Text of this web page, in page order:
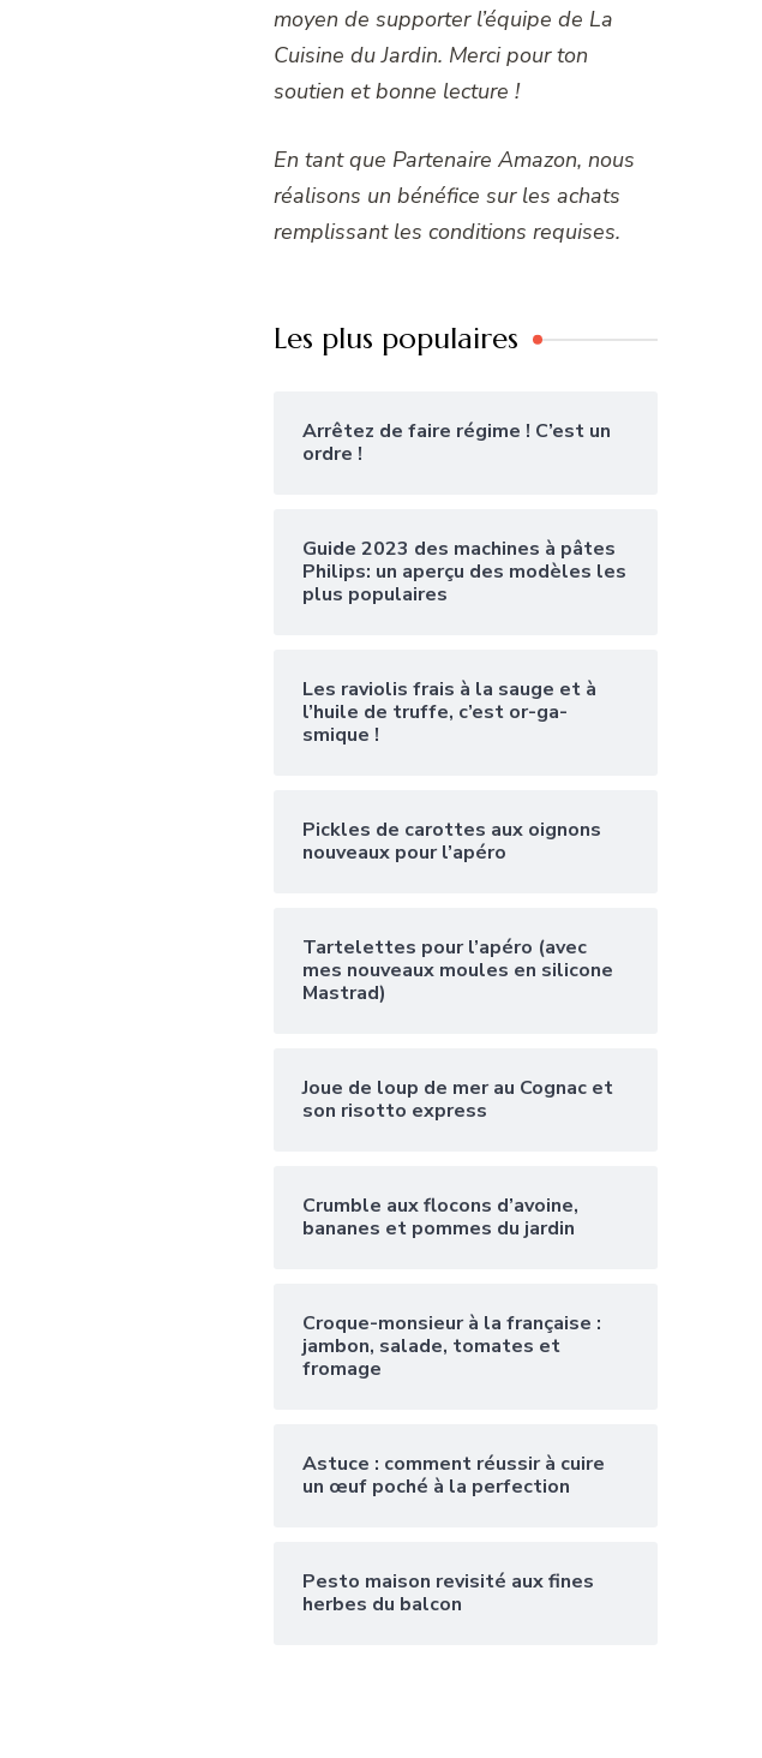
moyen de supporter l’équipe de La
Cuisine du Jardin. Merci pour ton
soutien et bonne lecture !
En tant que Partenaire Amazon, nous
réalisons un bénéfice sur les achats
remplissant les conditions requises.
Les plus populaires
Arrêtez de faire régime ! C’est un
ordre !
Guide 2023 des machines à pâtes
Philips: un aperçu des modèles les
plus populaires
Les raviolis frais à la sauge et à
l’huile de truffe, c’est or-ga-
smique !
Pickles de carottes aux oignons
nouveaux pour l’apéro
Tartelettes pour l’apéro (avec
mes nouveaux moules en silicone
Mastrad)
Joue de loup de mer au Cognac et
son risotto express
Crumble aux flocons d’avoine,
bananes et pommes du jardin
Croque-monsieur à la française :
jambon, salade, tomates et
fromage
Astuce : comment réussir à cuire
un œuf poché à la perfection
Pesto maison revisité aux fines
herbes du balcon